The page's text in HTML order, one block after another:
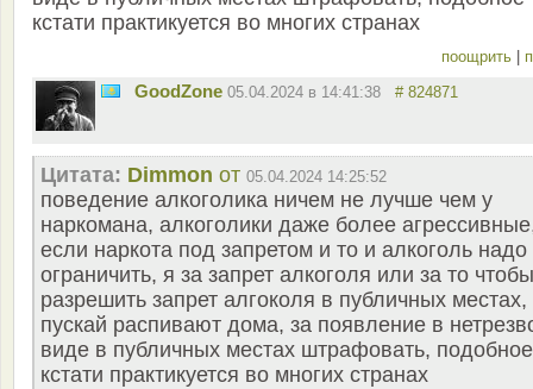
кстати практикуется во многих странах
поощрить
GoodZone 05.04.2024 в 14:41:38 # 824871
Цитата: Dimmon от 05.04.2024 14:25:52
поведение алкоголика ничем не лучше чем у
наркомана, алкоголики даже более
если наркота под запретом и то и алкоголь надо
ограничить, я за запрет алкоголя или за то чтобы
разрешить запрет алгоколя в публичных местах,
пускай распивают дома, за появление в
виде в публичных местах штрафовать, подобное
кстати практикуется во многих странах